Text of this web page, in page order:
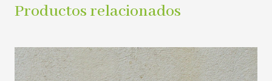
Productos relacionados